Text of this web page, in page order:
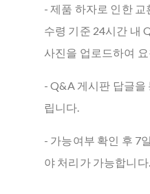
- 제품 하자로 인한
수령 기준 24시간 내
사진을 업로드하여 요
- Q&A 게시판 답글을
립니다.
- 가능여부 확인 후 7
야 처리가 가능합니다.